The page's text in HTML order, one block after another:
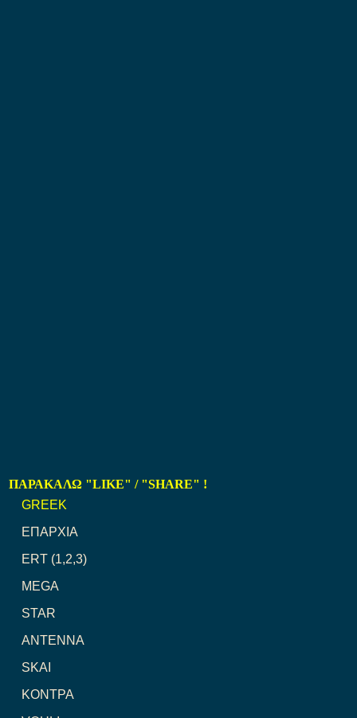
ΠΑΡΑΚΑΛΩ "LIKE" / "SHARE" !
GREEK
ΕΠΑΡΧΙΑ
ERT (1,2,3)
MEGA
STAR
ANTENNA
SKAI
ΚΟΝΤΡΑ